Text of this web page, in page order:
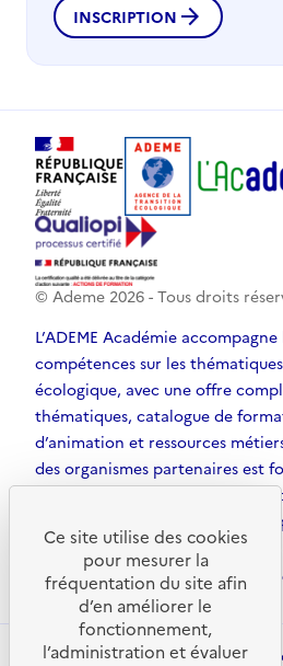
INSCRIPTION arrow_forward
© Ademe 2026 - Tous droits
L’ADEME Académie
compétences sur les
écologique, avec une offre
thématiques, catalogue de
d’animation et ressources
des organismes partenaires est
D’autres solutions, émanant
et non référencées par
ademe.fr open_in_new
librairie.ademe.fropen_in_new
ADEME Académie met à
Ce site utilise des cookies
pour mesurer la
fréquentation du site afin
d’en améliorer le
fonctionnement,
l’administration et évaluer